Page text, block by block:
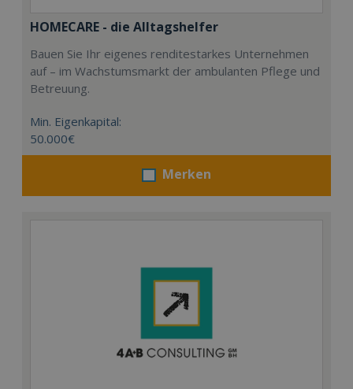
HOMECARE - die Alltagshelfer
Bauen Sie Ihr eigenes renditestarkes Unternehmen
auf – im Wachstumsmarkt der ambulanten Pflege und
Betreuung.
Min. Eigenkapital:
50.000€
Merken